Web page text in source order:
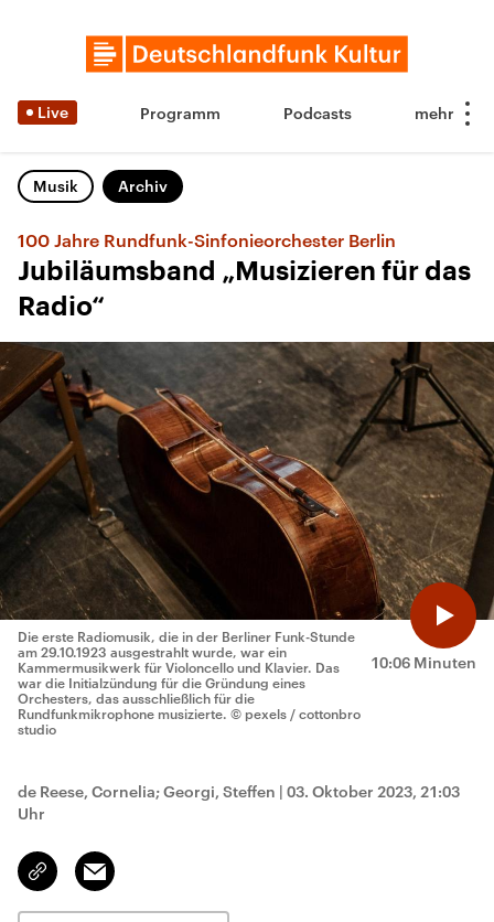
Live Programm Podcasts
Musik Archiv
100 Jahre Rundfunk-Sinfonieorchester Berlin
Jubiläumsband „Musizieren für das
Radio“
10:06 Minuten
Die erste Radiomusik, die in der Berliner Funk-Stunde
am 29.10.1923 ausgestrahlt wurde, war ein
Kammermusikwerk für Violoncello und Klavier. Das
war die Initialzündung für die Gründung eines
Orchesters, das ausschließlich für die
Rundfunkmikrophone musizierte. © pexels / cottonbro
studio
de Reese, Cornelia; Georgi, Steffen | 03. Oktober 2023, 21:03
Uhr
Link
kopieren/teilen
Email